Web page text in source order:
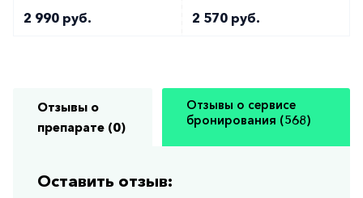
2 990 руб. 2 570 руб.
Отзывы о
препарате (0)
Отзывы о сервисе
бронирования (568)
Оставить отзыв: